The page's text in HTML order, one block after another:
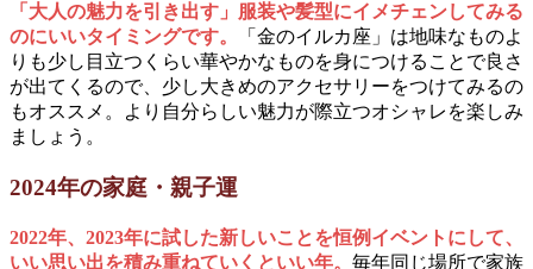
「大人の魅力を引き出す」服装や髪型にイメチェンしてみる
のにいいタイミングです。
「金のイルカ座」は地味なものよ
りも少し目立つくらい華やかなものを身につけることで良さ
が出てくるので、少し大きめのアクセサリーをつけてみるの
もオススメ。より自分らしい魅力が際立つオシャレを楽しみ
ましょう。
2024年の家庭・親子運
2022年、2023年に試した新しいことを恒例イベントにして、
いい思い出を積み重ねていくといい年。 毎年同じ場所で家族